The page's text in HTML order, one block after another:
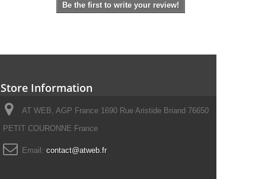
Be the first to write your review!
Store Information
AT WEB, AGP France 1690 Rue Aristide Briand 76650
PETIT COURONNE France
Email: contact@atweb.fr